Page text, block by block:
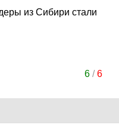
из Сибири стали
6/6